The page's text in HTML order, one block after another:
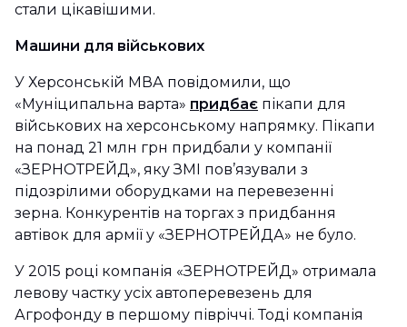
стали цікавішими.
Машини для військових
У Херсонській МВА повідомили, що
«Муніципальна варта» придбає пікапи для
військових на херсонському напрямку. Пікапи
на понад 21 млн грн придбали у компанії
«ЗЕРНОТРЕЙД», яку ЗМІ пов’язували з
підозрілими оборудками на перевезенні
зерна. Конкурентів на торгах з придбання
автівок для армії у «ЗЕРНОТРЕЙДА» не було.
У 2015 році компанія «ЗЕРНОТРЕЙД» отримала
левову частку усіх автоперевезень для
Агрофонду в першому півріччі. Тоді компанія